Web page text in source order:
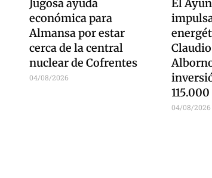
Jugosa ayuda
económica para
Almansa por estar
cerca de la central
nuclear de Cofrentes
04/08/2026
El
04/08/2026